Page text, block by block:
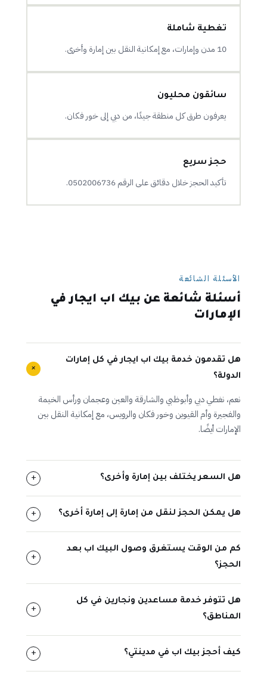
تغطية شاملة
10 مدن وإمارات، مع إمكانية النقل بين إمارة وأخرى.
سائقون محليون
يعرفون طرق كل منطقة جيدًا، من دبي إلى خور فكان.
حجز سريع
تأكيد الحجز خلال دقائق على الرقم 0502006736.
الأسئلة الشائعة
أسئلة شائعة عن بيك اب ايجار في
الإمارات
هل تقدمون خدمة بيك اب ايجار في كل إمارات
الدولة؟
+
نعم، نغطي دبي وأبوظبي والشارقة والعين وعجمان ورأس الخيمة
والفجيرة وأم القيوين وخور فكان والرويس، مع إمكانية النقل بين
الإمارات أيضًا.
هل السعر يختلف بين إمارة وأخرى؟ +
هل يمكن الحجز لنقل من إمارة إلى إمارة أخرى؟ +
كم من الوقت يستغرق وصول البيك اب بعد
الحجز؟
+
هل تتوفر خدمة مساعدين ونجارين في كل
المناطق؟
+
كيف أحجز بيك اب في مدينتي؟ +